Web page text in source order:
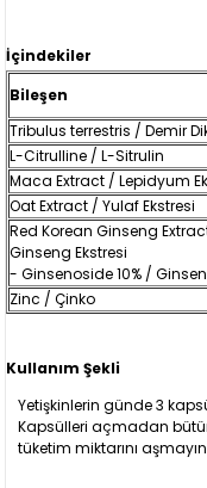
İçindekiler
Bileşen
Tribulus terrestris / Demir
L-Citrulline / L-Sitrulin
Maca Extract / Lepidyum
Oat Extract / Yulaf Ekstresi
Red Korean Ginseng Extract
Ginseng Ekstresi
- Ginsenoside 10% /
Zinc / Çinko
Kullanım Şekli
Yetişkinlerin günde 3
Kapsülleri açmadan
tüketim miktarını